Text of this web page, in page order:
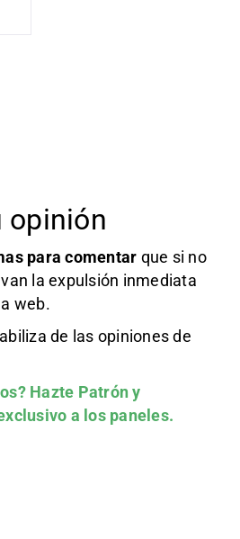
opinión
para comentar que si no
la expulsión inmediata
web.
de las opiniones de
Hazte Patróny
a los paneles.